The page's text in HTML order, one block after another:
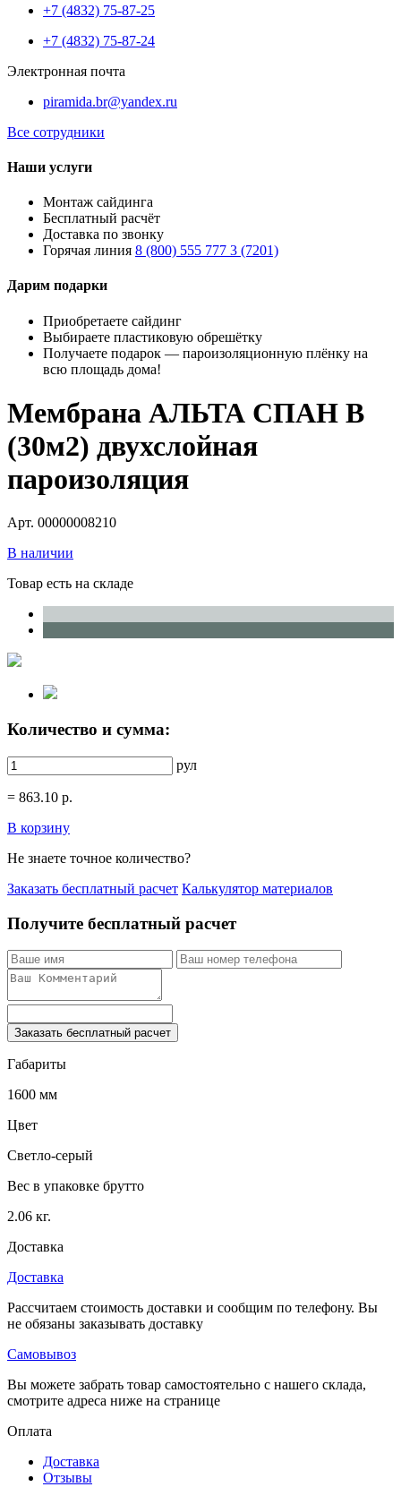
+7 (4832) 75-87-25
+7 (4832) 75-87-24
Электронная почта
piramida.br@yandex.ru
Все сотрудники
Наши услуги
Монтаж сайдинга
Бесплатный расчёт
Доставка по звонку
Горячая линия 8 (800) 555 777 3 (7201)
Дарим подарки
Приобретаете сайдинг
Выбираете пластиковую обрешётку
Получаете подарок — пароизоляционную плёнку на
всю площадь дома!
Мембрана АЛЬТА СПАН В
(30м2) двухслойная
пароизоляция
Арт. 00000008210
В наличии
Товар есть на складе
Количество и сумма:
рул
= 863.10 р.
В корзину
Не знаете точное количество?
Заказать бесплатный расчет Калькулятор материалов
Получите бесплатный расчет
Заказать бесплатный расчет
Габариты
1600 мм
Цвет
Светло-серый
Вес в упаковке брутто
2.06 кг.
Доставка
Доставка
Рассчитаем стоимость доставки и сообщим по телефону. Вы
не обязаны заказывать доставку
Самовывоз
Вы можете забрать товар самостоятельно с нашего склада,
смотрите адреса ниже на странице
Оплата
Доставка
Отзывы